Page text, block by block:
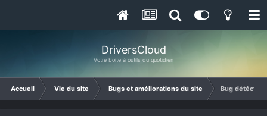
DriversCloud
Votre boite à outils du quotidien
Accueil Vie du site Bugs et améliorations du site Bug